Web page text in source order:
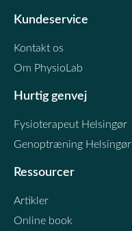
Kundeservice
Kontakt os
Om PhysioLab
Hurtig genvej
Fysioterapeut Helsingør
Genoptræning Helsingør
Ressourcer
Artikler
Online book